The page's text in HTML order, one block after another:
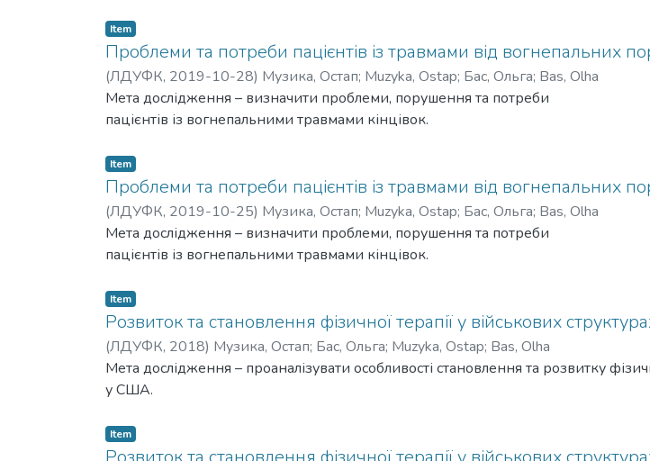
Item
Проблеми та потреби пацієнтів із травмами від вогнепальних
(ЛДУФК, 2019-10-28) Музика, Остап; Muzyka, Ostap; Бас, Ольга; Bas, Olha
Мета дослідження – визначити проблеми, порушення та потреби
пацієнтів із вогнепальними травмами кінцівок.
Item
Проблеми та потреби пацієнтів із травмами від вогнепальних
(ЛДУФК, 2019-10-25) Музика, Остап; Muzyka, Ostap; Бас, Ольга; Bas, Olha
Мета дослідження – визначити проблеми, порушення та потреби
пацієнтів із вогнепальними травмами кінцівок.
Item
Розвиток та становлення фізичної терапії у військових
(ЛДУФК, 2018) Музика, Остап; Бас, Ольга; Muzyka, Ostap; Bas, Olha
Мета дослідження – проаналізувати особливості становлення та розвитку
у США.
Item